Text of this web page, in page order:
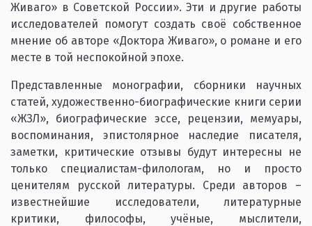
Живаго» в Советской России». Эти и другие работы
исследователей помогут создать своё собственное
мнение об авторе «Доктора Живаго», о романе и его
месте в той неспокойной эпохе.
Представленные монографии, сборники научных
статей, художественно-биографические книги серии
«ЖЗЛ», биографические эссе, рецензии, мемуары,
воспоминания, эпистолярное наследие писателя,
заметки, критические отзывы будут интересны не
только специалистам-филологам, но и просто
ценителям русской литературы. Среди авторов –
известнейшие исследователи, литературные
критики, философы, учёные, мыслители,